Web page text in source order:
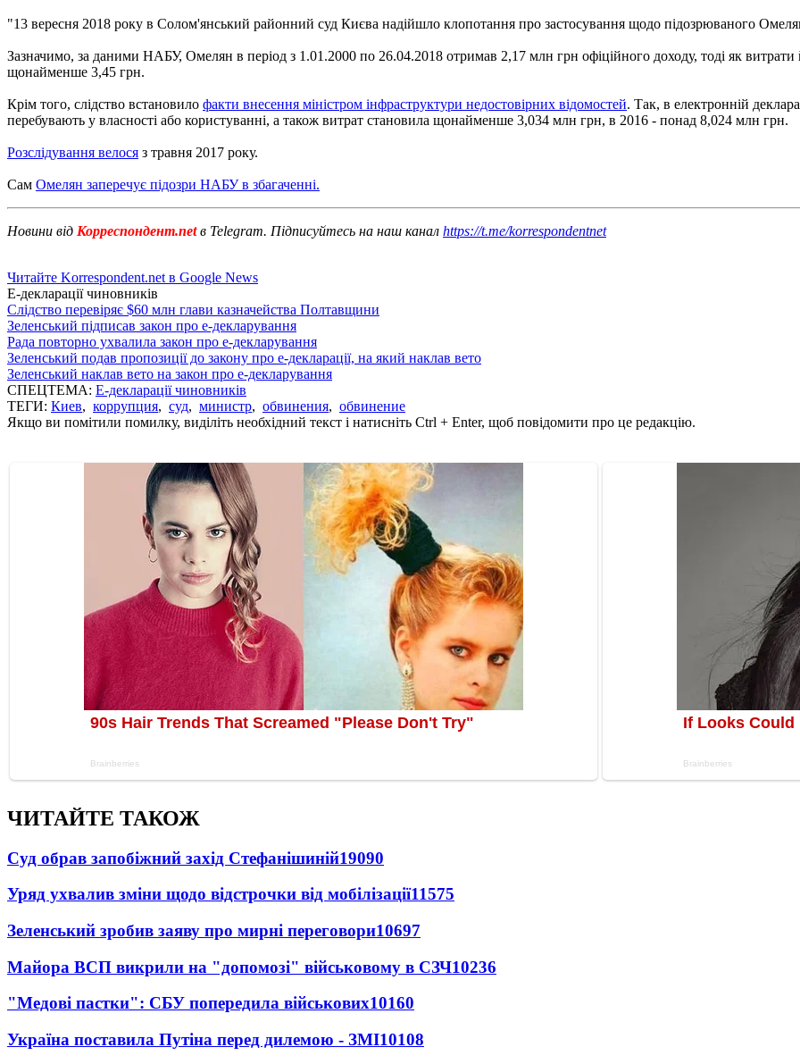
"13 вересня 2018 року в Солом'янський районний суд Києва надійшло клопотання про застосування щодо підозрюваного
Зазначимо, за даними НАБУ, Омелян в період з 1.01.2000 по 26.04.2018 отримав 2,17 млн ​​грн офіційного доходу, тоді як
щонайменше 3,45 грн.
Крім того, слідство встановило факти внесення міністром інфраструктури недостовірних відомостей. Так, в електронній
перебувають у власності або користуванні, а також витрат становила щонайменше 3,034 млн грн, в 2016 - понад 8,024 млн грн.
Розслідування велося з травня 2017 року.
Сам Омелян заперечує підозри НАБУ в збагаченні.
Новини від Корреспондент.netв Telegram. Підписуйтесь на наш канал https://t.me/korrespondentnet
Читайте Korrespondent.net в Google News
Е-декларації чиновників
Слідство перевіряє $60 млн глави казначейства Полтавщини
Зеленський підписав закон про е-декларування
Рада повторно ухвалила закон про е-декларування
Зеленський подав пропозиції до закону про е-декларації, на який наклав вето
Зеленський наклав вето на закон про е-декларування
СПЕЦТЕМА: Е-декларації чиновників
ТЕГИ: Киев, коррупция, суд, министр, обвинения, обвинение
Якщо ви помітили помилку, виділіть необхідний текст і натисніть Ctrl + Enter, щоб повідомити про це редакцію.
ЧИТАЙТЕ ТАКОЖ
Суд обрав запобіжний захід Стефанішиній19090
Уряд ухвалив зміни щодо відстрочки від мобілізації11575
Зеленський зробив заяву про мирні переговори10697
Майора ВСП викрили на "допомозі" військовому в СЗЧ10236
"Медові пастки": СБУ попередила військових10160
Україна поставила Путіна перед дилемою - ЗМІ10108